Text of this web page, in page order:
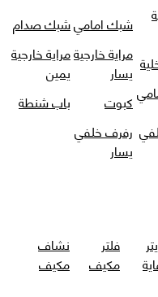
شبك اماميشبك صدام
مراية خارجية
يسار
مراية خارجية
يمين
كبوت
باب شنطة
رفرف خلفي
يسار
فلتر
مكيف
نشاف
مكيف